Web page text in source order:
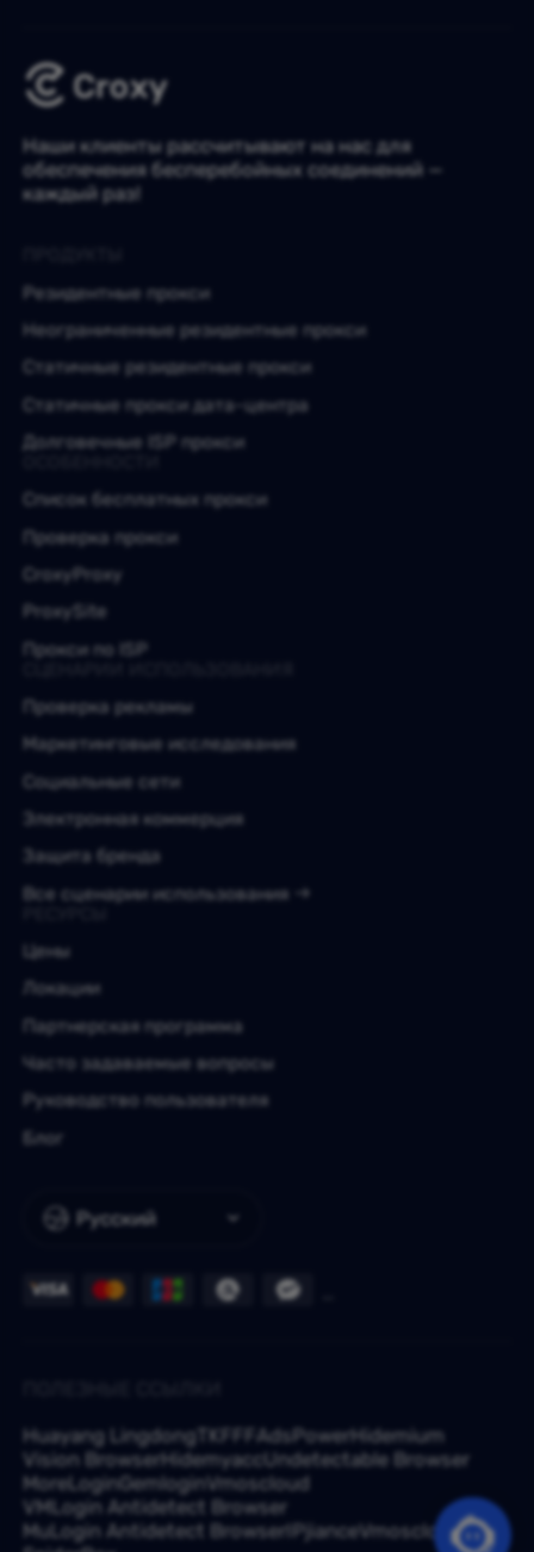
Наши клиенты рассчитывают на нас для
обеспечения бесперебойных соединений —
каждый раз!
Русский
Резидентные прокси
Неограниченные резидентные прокси
Статичные резидентные прокси
Статичные прокси дата-центра
Долговечные ISP прокси
Список бесплатных прокси
Проверка прокси
CroxyProxy
ProxySite
Прокси по ISP
Проверка рекламы
Маркетинговые исследования
Социальные сети
Электронная коммерция
Защита бренда
Все сценарии использования
Цены
Локации
Партнерская программа
Часто задаваемые вопросы
Руководство пользователя
Блог
Huayang Lingdong TKFFF AdsPowerHidemium
Vision BrowserHidemyaccUndetectable Browser
MoreLoginGemloginVmoscloud
VMLogin Antidetect Browser
MuLogin Antidetect BrowserIPjianceVmoscloud